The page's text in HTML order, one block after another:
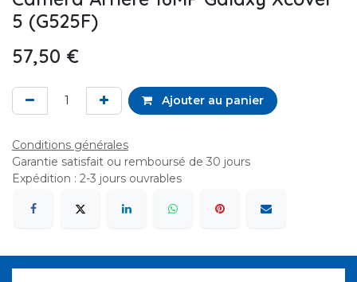
5 (G525F)
57,50 €
Ajouter au panier
Conditions générales
Garantie satisfait ou remboursé de 30 jours
Expédition : 2-3 jours ouvrables